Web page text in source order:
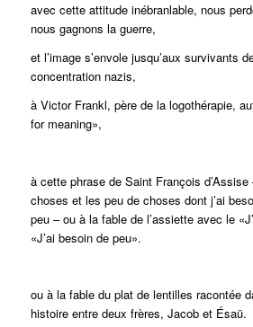
avec cette attitude inébranlable, nous
nous gagnons la guerre,
et l’image s’envole jusqu’aux survivants
concentration nazis,
à Victor Frankl, père de la logothérapie,
for meaning»,
à cette phrase de Saint François d’Assise
choses et les peu de choses dont j’ai
peu – ou à la fable de l’assiette avec le
«J’ai besoin de peu».
ou à la fable du plat de lentilles racontée
histoire entre deux frères, Jacob et Ésaü.